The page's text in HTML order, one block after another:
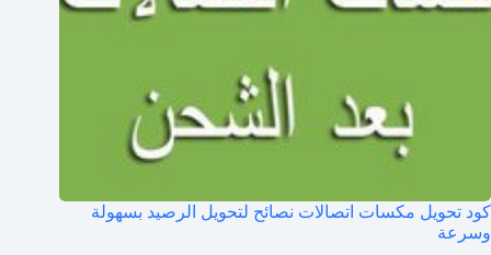
كود تحويل مكسات اتصالات نصائح لتحويل الرصيد بسهولة
وسرعة